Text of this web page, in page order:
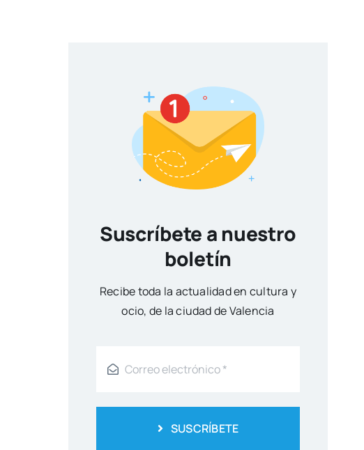
Suscríbete a nuestro
boletín
Reci­be toda la actua­li­dad en cul­tu­ra y
ocio, de la ciu­dad de Valen­cia
SUSCRÍBETE